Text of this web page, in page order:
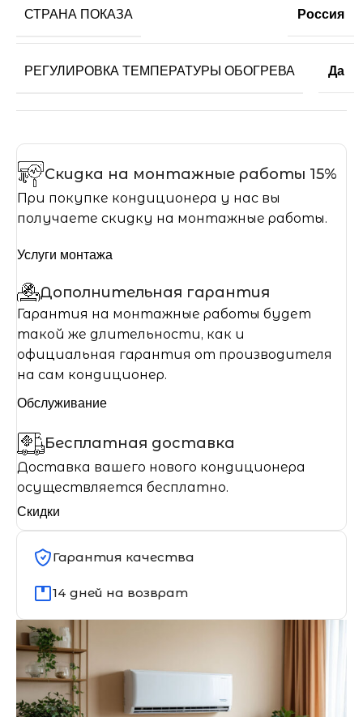
СТРАНА ПОКАЗА Россия
РЕГУЛИРОВКА ТЕМПЕРАТУРЫ ОБОГРЕВА Да
Скидка на монтажные работы 15%
При покупке кондиционера у нас вы
получаете скидку на монтажные работы.
Услуги монтажа
Дополнительная гарантия
Гарантия на монтажные работы будет
такой же длительности, как и
официальная гарантия от производителя
на сам кондиционер.
Обслуживание
Бесплатная доставка
Доставка вашего нового кондиционера
осуществляется бесплатно.
Скидки
Гарантия качества
14 дней на возврат